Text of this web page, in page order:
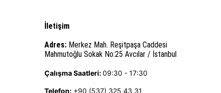
İletişim
Adres: Merkez Mah. Reşitpaşa Caddesi
Mahmutoğlu Sokak No:25 Avcılar / İstanbul
Çalışma Saatleri:09:30 - 17:30
Telefon: +90 (537) 325 43 31